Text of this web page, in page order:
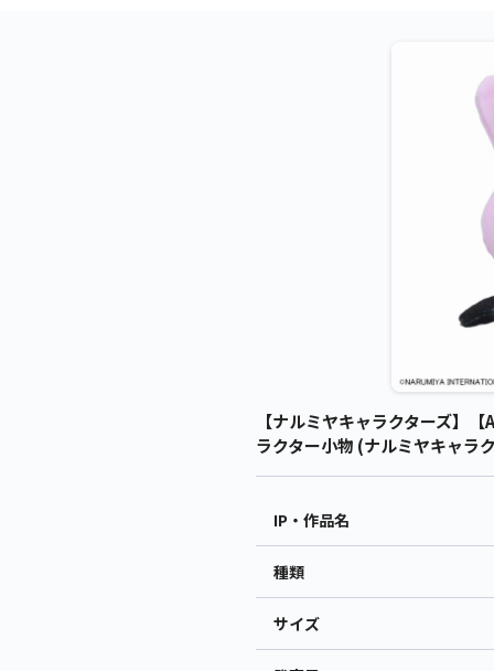
【ナルミヤキャラクターズ】
ラクター小物 (ナルミヤキャラ
IP・作品名
種類
サイズ